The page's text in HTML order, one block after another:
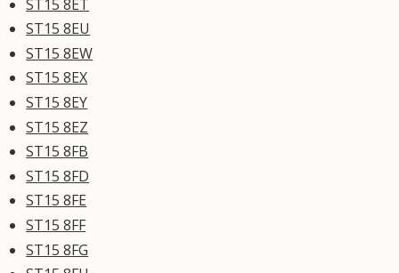
ST15 8ET
ST15 8EU
ST15 8EW
ST15 8EX
ST15 8EY
ST15 8EZ
ST15 8FB
ST15 8FD
ST15 8FE
ST15 8FF
ST15 8FG